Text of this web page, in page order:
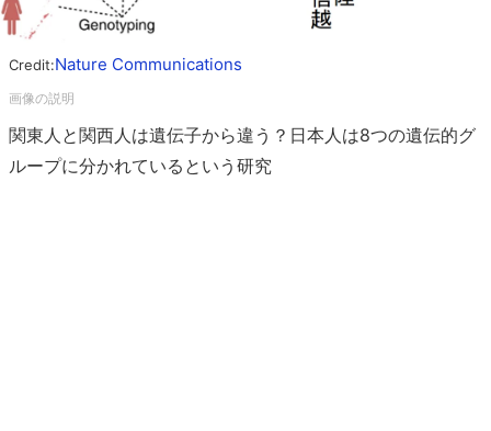
Credit:Nature Communications
関東人と関西人は遺伝子から違う？日本人は8つの遺伝的グ
ループに分かれているという研究